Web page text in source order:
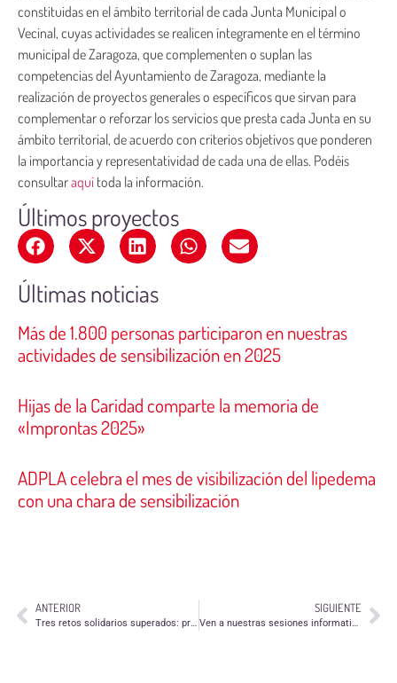
constituidas en el ámbito territorial de cada Junta Municipal o
Vecinal, cuyas actividades se realicen íntegramente en el término
municipal de Zaragoza, que complementen o suplan las
competencias del Ayuntamiento de Zaragoza, mediante la
realización de proyectos generales o específicos que sirvan para
complementar o reforzar los servicios que presta cada Junta en su
ámbito territorial, de acuerdo con criterios objetivos que ponderen
la importancia y representatividad de cada una de ellas. Podéis
consultaraquí toda la información.
Últimos proyectos
Últimas noticias
Más de 1.800 personas participaron en nuestras
actividades de sensibilización en 2025
Hijas de la Caridad comparte la memoria de
«Improntas 2025»
ADPLA celebra el mes de visibilización del lipedema
con una chara de sensibilización
ANTERIOR
Tres retos solidarios superados: proyecto Galliguera 9000
SIGUIENTE
Ven a nuestras sesiones informativas para saber cómo y dónde hacer voluntariado